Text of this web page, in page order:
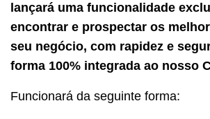
lançará uma funcionalidade
encontrar e prospectar os
seu negócio, com rapidez e
forma 100% integrada ao nosso
Funcionará da seguinte forma: